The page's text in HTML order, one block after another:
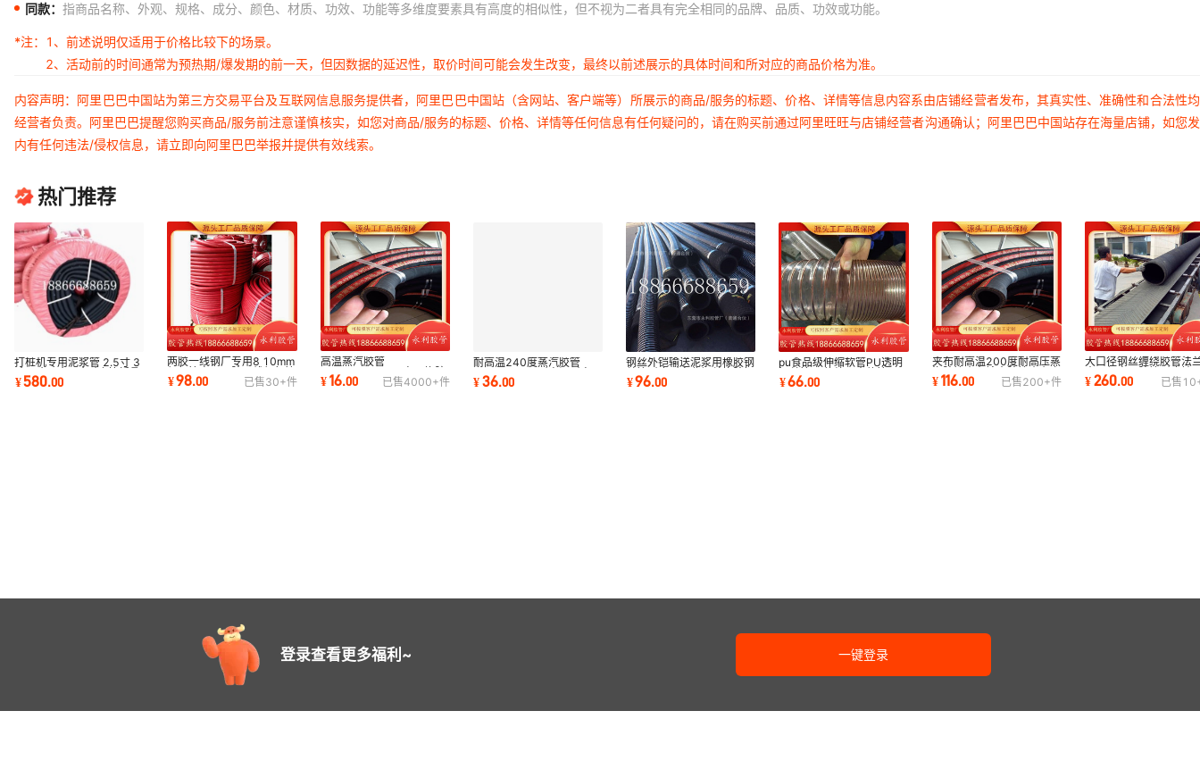
同款： 指商品名称、外观、规格、成分、颜色、材质、功效、功能等多维度要素具有高度的相似性，但不视为二者具有完全相同的品牌、品质、功效或功能。
*注：
1、前述说明仅适用于价格比较下的场景。
2、活动前的时间通常为预热期/爆发期的前一天，但因数据的延迟性，取价时间可能会发生改变，最终以前述展示的具体时间和所对应的商品价格为准。
内容声明：阿里巴巴中国站为第三方交易平台及互联网信息服务提供者，阿里巴巴中国站（含网站、客户端等）所展示的商品/服务的标题、价格、详情等信息内容系由店铺经营者发布，其真实性、准确性和合法性
经营者负责。阿里巴巴提醒您购买商品/服务前注意谨慎核实，如您对商品/服务的标题、价格、详情等任何信息有任何疑问的，请在购买前通过阿里旺旺与店铺经营者沟通确认；阿里巴巴中国站存在海量店铺，如您
内有任何违法/侵权信息，请立即向阿里巴巴举报并提供有效线索。
热门推荐
打桩机专用泥浆管 2.5寸 3
寸 4寸 6寸 8寸耐磨抗折叠
橡胶管
¥580.00
两胶一线钢厂专用8 10mm
氧气管高压三胶两线氧气管
¥98.00 已售30+件
高温蒸汽胶管
DN32,38,51mm高压橡胶
管夹布耐油耐酸碱胶管
¥16.00 已售4000+件
耐高温240度蒸汽胶管
DN20,25 32耐高温耐高压
夹布蒸汽胶管
¥36.00
钢丝外铠输送泥浆用橡胶钢
丝管耐磨耐弯曲钢丝橡胶卸
灰管
¥96.00
pu食品级伸缩软管PU透明
钢丝管pu伸缩吸尘软管
¥66.00
夹布耐高温200度耐高压蒸
汽胶管夹布输水胶管夹布空
气胶管
¥116.00 已售200+件
大口径钢丝缠绕胶管法
大口径高压胶管耐磨抽
泥橡胶管
¥260.00 已售
登录查看更多福利~ 一键登录